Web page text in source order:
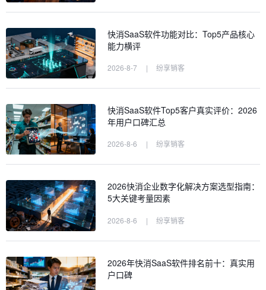
快消SaaS软件功能对比：Top5产品核心
能力横评
2026-8-7 | 纷享销客
快消SaaS软件Top5客户真实评价：2026
年用户口碑汇总
2026-8-6 | 纷享销客
2026快消企业数字化解决方案选型指南：
5大关键考量因素
2026-8-6 | 纷享销客
2026年快消SaaS软件排名前十：真实用
户口碑